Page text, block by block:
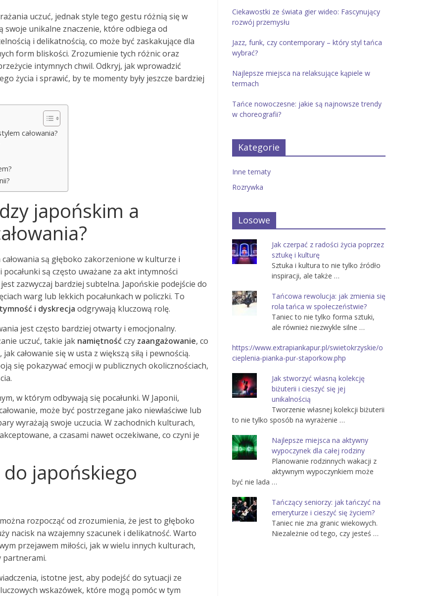
uczuć, jednak style tego gestu różnią się w
swoje unikalne znaczenie, które odbiega od
i delikatnością, co może być zaskakujące dla
form bliskości. Zrozumienie tych różnic oraz
intymnych chwil. Odkryj, jak wprowadzić
życia i sprawić, by te momenty były jeszcze bardziej
całowania?
japońskim a
są głęboko zakorzenione w kulturze i
są często uważane za akt intymności
zazwyczaj bardziej subtelna. Japońskie podejście do
warg lub lekkich pocałunkach w policzki. To
i dyskrecja odgrywają kluczową rolę.
jest często bardziej otwarty i emocjonalny.
uczuć, takie jak namiętnośćczy zaangażowanie, co
całowanie się w usta z większą siłą i pewnością.
się pokazywać emocji w publicznych okolicznościach,
w którym odbywają się pocałunki. W Japonii,
może być postrzegane jako niewłaściwe lub
wyrażają swoje uczucia. W zachodnich kulturach,
a czasami nawet oczekiwane, co czyni je
japońskiego
rozpocząć od zrozumienia, że jest to głęboko
nacisk na wzajemny szacunek i delikatność. Warto
przejawem miłości, jak w wielu innych kulturach,
partnerami.
istotne jest, aby podejść do sytuacji ze
wskazówek, które mogą pomóc w tym
Ciekawostki ze świata gier wideo: Fascynujący
rozwój przemysłu
Jazz, funk, czy contemporary – który styl tańca
wybrać?
Najlepsze miejsca na relaksujące kąpiele w
termach
Tańce nowoczesne: jakie są najnowsze trendy
w choreografii?
Kategorie
Inne tematy
Rozrywka
Losowe
Jak czerpać z radości życia poprzez
sztukę i kulturę
Sztuka i kultura to nie tylko źródło
inspiracji, ale także …
Tańcowa rewolucja: jak zmienia się
rola tańca w społeczeństwie?
Taniec to nie tylko forma sztuki,
ale również niezwykle silne …
https://www.extrapiankapur.pl/swietokrzyskie/o
cieplenia-pianka-pur-staporkow.php
Jak stworzyć własną kolekcję
biżuterii i cieszyć się jej
unikalnością
Tworzenie własnej kolekcji biżuterii
to nie tylko sposób na wyrażenie …
Najlepsze miejsca na aktywny
wypoczynek dla całej rodziny
Planowanie rodzinnych wakacji z
aktywnym wypoczynkiem może
być nie lada …
Tańczący seniorzy: jak tańczyć na
emeryturze i cieszyć się życiem?
Taniec nie zna granic wiekowych.
Niezależnie od tego, czy jesteś …